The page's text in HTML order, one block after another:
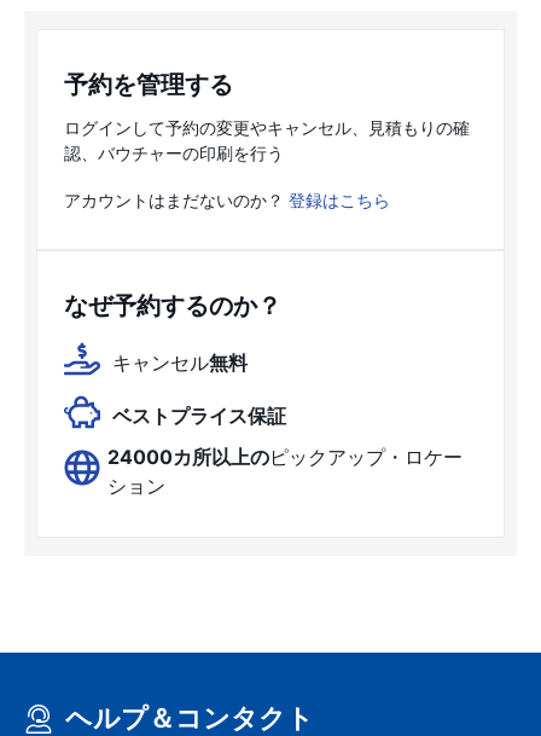
予約を管理する
ログインして予約の変更やキャンセル、見積もりの確
認、バウチャーの印刷を行う
アカウントはまだないのか？ 登録はこちら
なぜ予約するのか？
キャンセル無料
ベストプライス保証
24000カ所以上のピックアップ・ロケー
ション
ヘルプ＆コンタクト